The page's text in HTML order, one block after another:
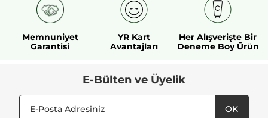
Memnuniyet
Garantisi
YR Kart
Avantajları
Her Alışverişte Bir
Deneme Boy Ürün
E-Bülten ve Üyelik
OK